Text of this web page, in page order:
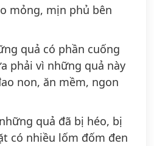
mỏng, mịn phủ bên
quả có phần cuống
phải vì những quả này
non, ăn mềm, ngon
quả đã bị héo, bị
có nhiều lốm đốm đen